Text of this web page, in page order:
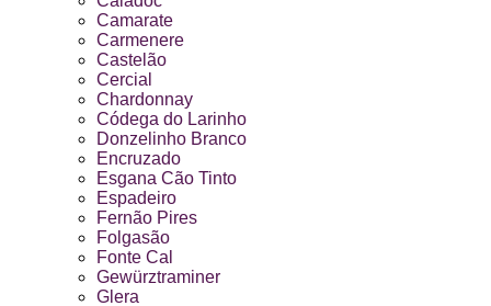
Camarate
Carmenere
Castelão
Cercial
Chardonnay
Códega do Larinho
Donzelinho Branco
Encruzado
Esgana Cão Tinto
Espadeiro
Fernão Pires
Folgasão
Fonte Cal
Gewürztraminer
Glera